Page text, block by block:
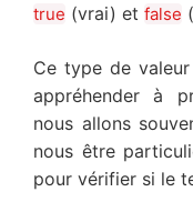
true (vrai) et false
Ce type de
appréhender à
nous allons
nous être
pour vérifier si le